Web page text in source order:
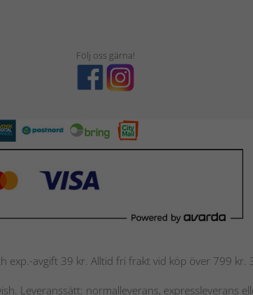
Följ oss gärna!
exp.-avgift 39 kr. Alltid fri frakt vid köp över 799 kr.
Leveranssätt: normalleverans, expressleverans